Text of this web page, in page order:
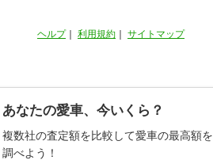
ヘルプ｜ 利用規約 サイトマップ
あなたの愛車、今いくら？
複数社の査定額を比較して愛車の最高額を
調べよう！